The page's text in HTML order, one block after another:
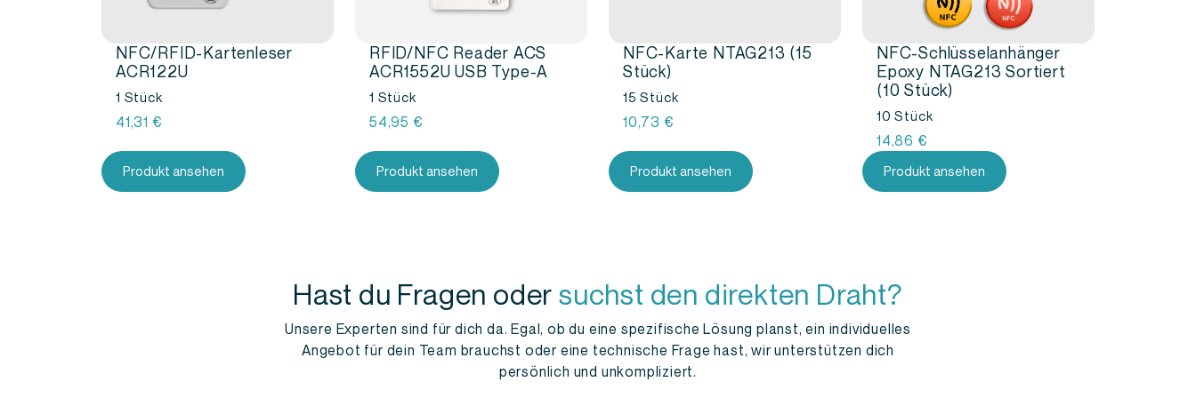
NFC/RFID-Kartenleser
ACR122U
1 Stück
41,31 €
Produkt ansehen
RFID/NFC Reader ACS
ACR1552U USB Type-A
1 Stück
54,95 €
Produkt ansehen
NFC-Karte NTAG213 (15
Stück)
15 Stück
10,73 €
Produkt ansehen
NFC-Schlüsselanhänger
Epoxy NTAG213 Sortiert
(10 Stück)
10 Stück
14,86 €
Produkt ansehen
Hast du Fragen odersuchst den direkten Draht?
Unsere Experten sind für dich da. Egal, ob du eine spezifische Lösung planst, ein individuelles
Angebot für dein Team brauchst oder eine technische Frage hast, wir unterstützen dich
persönlich und unkompliziert.